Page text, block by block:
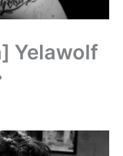
Yelawolf